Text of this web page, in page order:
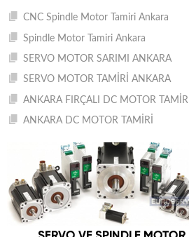
CNC Spindle Motor Tamiri Ankara
Spindle Motor Tamiri Ankara
SERVO MOTOR SARIMI ANKARA
SERVO MOTOR TAMİRİ ANKARA
ANKARA FIRÇALI DC MOTOR TAMİRİ
ANKARA DC MOTOR TAMİRİ